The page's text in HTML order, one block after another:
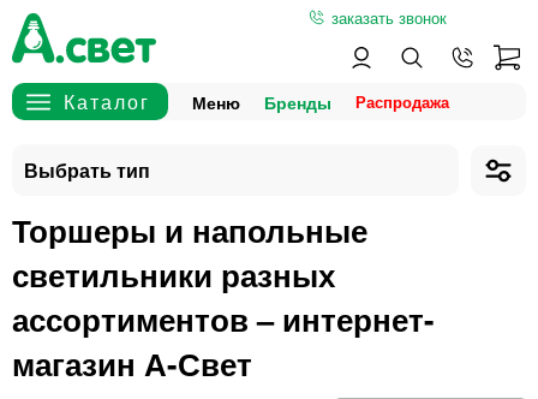
заказать звонок
Меню Бренды
Торшеры и напольные
светильники разных
ассортиментов – интернет-
магазин А-Свет